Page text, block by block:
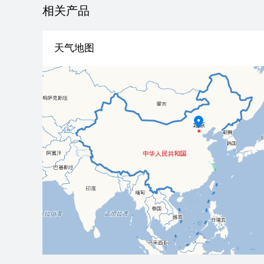
相关产品
天气地图